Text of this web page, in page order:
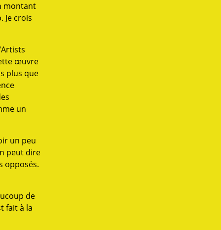
montant
Je crois
œuvre
plus que
un
un peu
peut dire
opposés.
de
fait à la